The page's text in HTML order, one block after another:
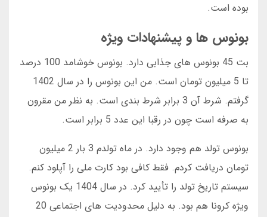
بوده است.
بونوس ها و پیشنهادات ویژه
بت 45 بونوس های جذابی دارد. بونوس خوشامد 100 درصد
تا 5 میلیون تومان است. من این بونوس را در سال 1402
گرفتم. شرط آن 3 برابر شرط بندی است. به نظر من مقرون
به صرفه است چون در رقبا این عدد 5 برابر است.
بونوس تولد هم وجود دارد. در ماه تولدم 3 بار 2 میلیون
تومان دریافت کردم. فقط کافی بود کارت ملی را آپلود کنم.
سیستم تاریخ تولد را تأیید کرد. در سال 1404 یک بونوس
ویژه کرونا هم بود. به دلیل محدودیت های اجتماعی 20